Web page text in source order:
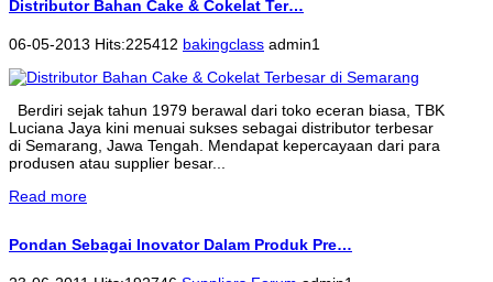
Distributor Bahan Cake & Cokelat Ter…
06-05-2013 Hits:225412 bakingclass admin1
Berdiri sejak tahun 1979 berawal dari toko eceran biasa, TBK
Luciana Jaya kini menuai sukses sebagai distributor terbesar
di Semarang, Jawa Tengah. Mendapat kepercayaan dari para
produsen atau supplier besar...
Read more
Pondan Sebagai Inovator Dalam Produk Pre…